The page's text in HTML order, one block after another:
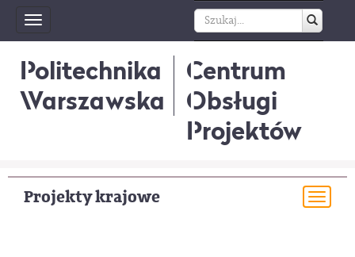
Toggle
navigation
Politechnika
Warszawska
Centrum
Obsługi
Projektów
Projekty krajowe